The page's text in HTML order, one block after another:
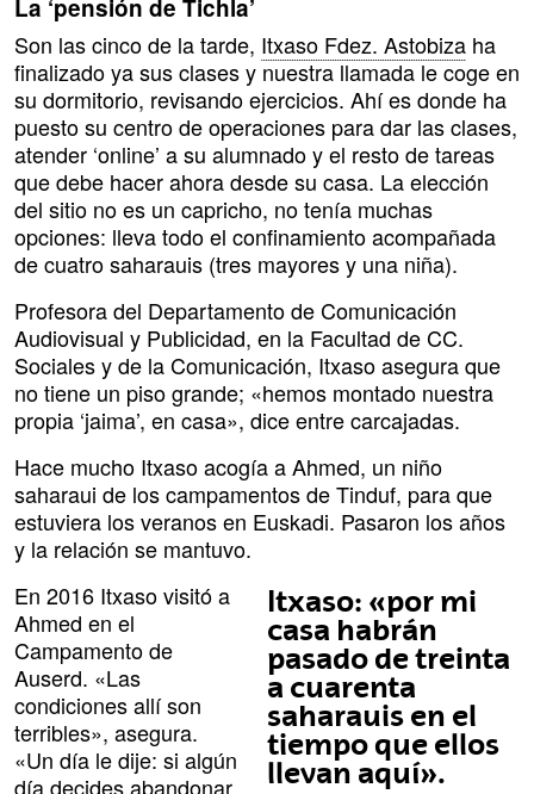
La ‘pensión de Tichla’
Son las cinco de la tarde, Itxaso Fdez. Astobiza ha
finalizado ya sus clases y nuestra llamada le coge en
su dormitorio, revisando ejercicios. Ahí es donde ha
puesto su centro de operaciones para dar las clases,
atender ‘online’ a su alumnado y el resto de tareas
que debe hacer ahora desde su casa. La elección
del sitio no es un capricho, no tenía muchas
opciones: lleva todo el confinamiento acompañada
de cuatro saharauis (tres mayores y una niña).
Profesora del Departamento de Comunicación
Audiovisual y Publicidad, en la Facultad de CC.
Sociales y de la Comunicación, Itxaso asegura que
no tiene un piso grande; «hemos montado nuestra
propia ‘jaima’, en casa», dice entre carcajadas.
Hace mucho Itxaso acogía a Ahmed, un niño
saharaui de los campamentos de Tinduf, para que
estuviera los veranos en Euskadi. Pasaron los años
y la relación se mantuvo.
Itxaso: «por mi
casa habrán
pasado de treinta
a cuarenta
saharauis en el
tiempo que ellos
llevan aquí».
En 2016 Itxaso visitó a
Ahmed en el
Campamento de
Auserd. «Las
condiciones allí son
terribles», asegura.
«Un día le dije: si algún
día decides abandonar